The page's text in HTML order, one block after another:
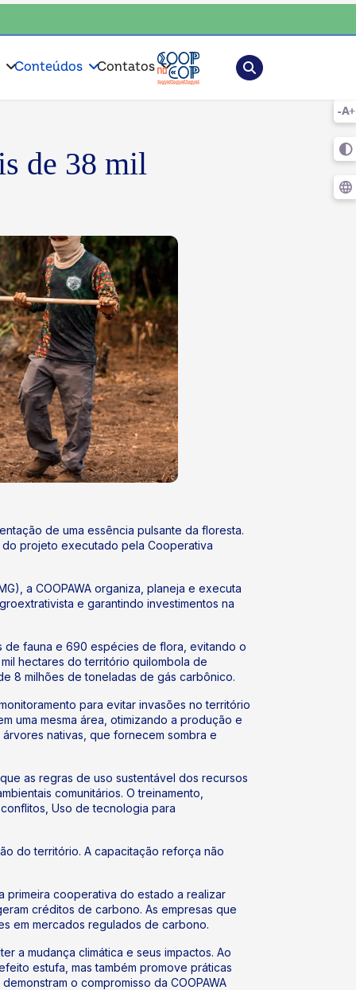
Conteúdos Contatos Pesquisar
de 38 mil
de uma essência pulsante da floresta.
projeto executado pela Cooperativa
a COOPAWA organiza, planeja e executa
e garantindo investimentos na
de fauna e 690 espécies de flora, evitando o
hectares do território quilombola de
8 milhões de toneladas de gás carbônico.
para evitar invasões no território
uma mesma área, otimizando a produção e
nativas, que fornecem sombra e
as regras de uso sustentável dos recursos
comunitários. O treinamento,
Uso de tecnologia para
do território. A capacitação reforça não
cooperativa do estado a realizar
créditos de carbono. As empresas que
em mercados regulados de carbono.
a mudança climática e seus impactos. Ao
estufa, mas também promove práticas
o compromisso da COOPAWA